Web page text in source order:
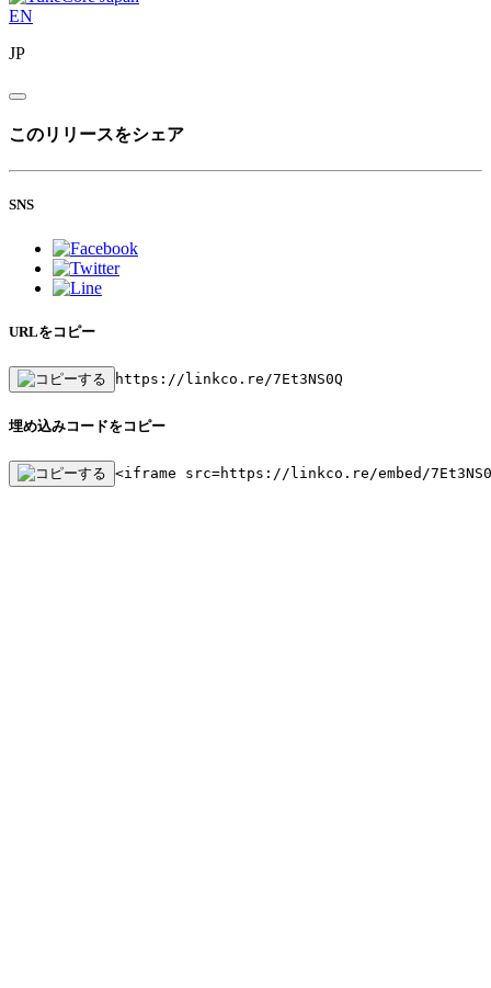
EN
JP
このリリースをシェア
SNS
URLをコピー
https://linkco.re/7Et3NS0Q
埋め込みコードをコピー
<iframe src=https://linkco.re/embed/